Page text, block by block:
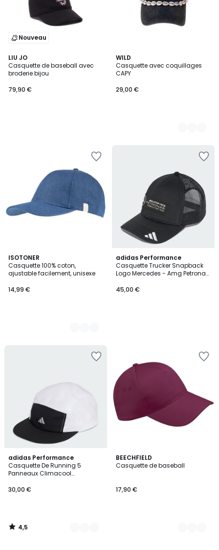
Nouveau
LIU JO
Casquette de baseball avec
broderie bijou
79,90 €
WILD
Casquette avec coquillages
CAPY
29,00 €
8
Couleurs
ISOTONER
Casquette 100% coton,
ajustable facilement, unisexe
14,99 €
4
Couleurs
adidas Performance
Casquette Trucker Snapback
Logo Mercedes - Amg Petronas
Trucker Snapback Logo
45,00 €
adidas Performance
Casquette De Running 5
Panneaux Climacool
Panneaux Climacool
30,00 €
4,5
/ 5
3
Couleurs
4,5
/
BEECHFIELD
Casquette de baseball
17,90 €
8
Couleurs